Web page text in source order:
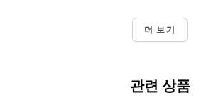
더 보기
관련 상품